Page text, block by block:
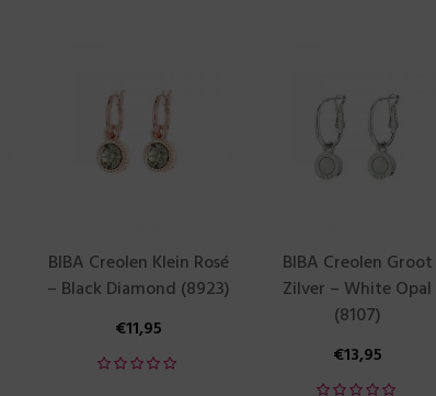
BIBA Creolen Klein Rosé
– Black Diamond (8923)
€11,95
BIBA Creolen Groot
Zilver – White Opal
(8107)
€13,95